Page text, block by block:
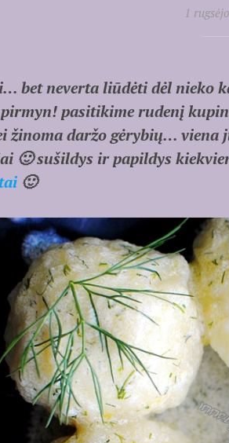
1
bet neverta liūdėti dėl nieko
pasitikime rudenį
žinoma daržo gėrybių…
🙂 sušildys ir papildys
🙂